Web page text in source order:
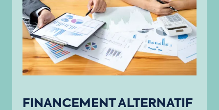
FINANCEMENT ALTERNATIF